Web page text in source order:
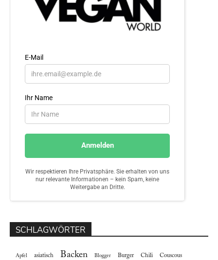
SCHLAGWÖRTER
Apfel asiatisch Backen Blogger Burger Chili Couscous